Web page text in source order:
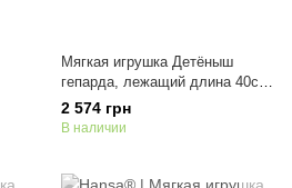
Мягкая игрушка Детёныш
гепарда, лежащий длина 40см,
Hansa (2987)
2 574 грн
В наличии